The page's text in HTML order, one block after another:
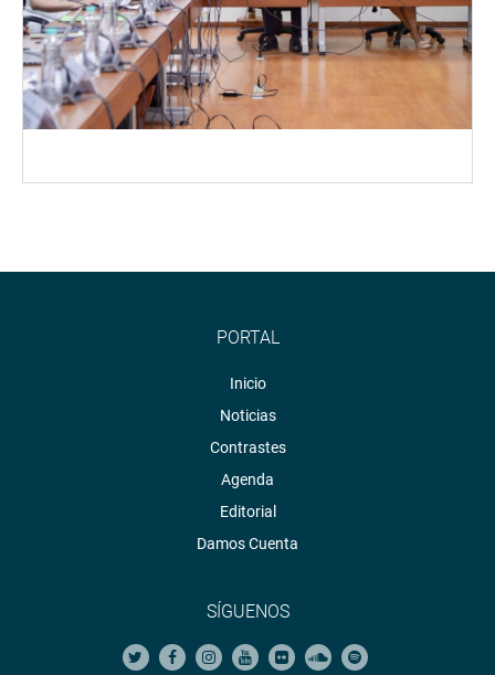
PORTAL
Inicio
Noticias
Contrastes
Agenda
Editorial
Damos Cuenta
SÍGUENOS